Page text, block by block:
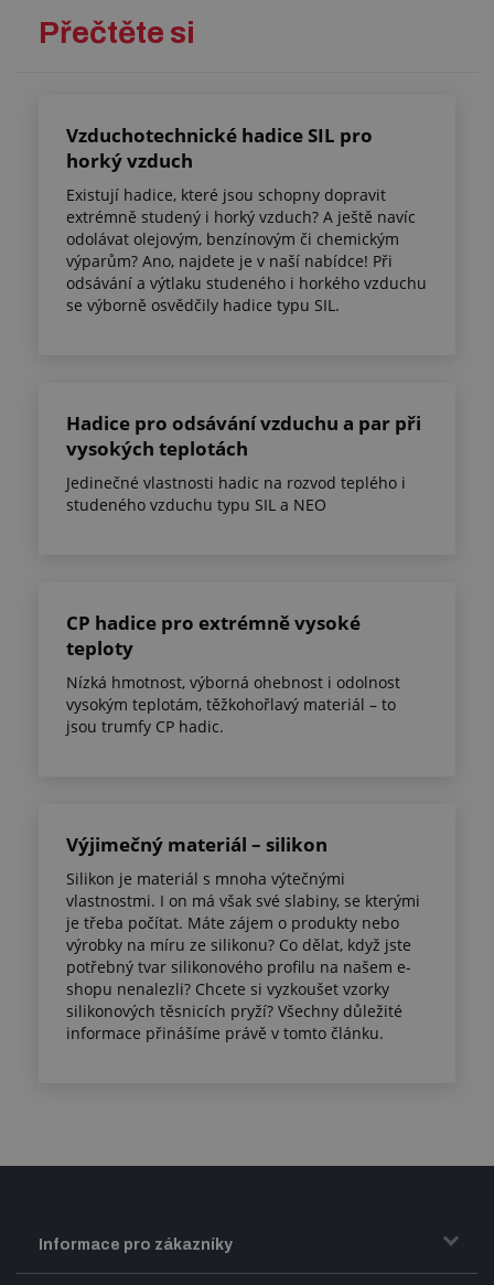
Přečtěte si
Vzduchotechnické hadice SIL pro
horký vzduch
Existují hadice, které jsou schopny dopravit
extrémně studený i horký vzduch? A ještě navíc
odolávat olejovým, benzínovým či chemickým
výparům? Ano, najdete je v naší nabídce! Při
odsávání a výtlaku studeného i horkého vzduchu
se výborně osvědčily hadice typu SIL.
Hadice pro odsávání vzduchu a par při
vysokých teplotách
Jedinečné vlastnosti hadic na rozvod teplého i
studeného vzduchu typu SIL a NEO
CP hadice pro extrémně vysoké
teploty
Nízká hmotnost, výborná ohebnost i odolnost
vysokým teplotám, těžkohořlavý materiál – to
jsou trumfy CP hadic.
Výjimečný materiál – silikon
Silikon je materiál s mnoha výtečnými
vlastnostmi. I on má však své slabiny, se kterými
je třeba počítat. Máte zájem o produkty nebo
výrobky na míru ze silikonu? Co dělat, když jste
potřebný tvar silikonového profilu na našem e-
shopu nenalezli? Chcete si vyzkoušet vzorky
silikonových těsnicích pryží? Všechny důležité
informace přinášíme právě v tomto článku.
Informace pro zákazníky